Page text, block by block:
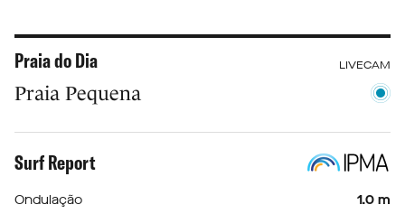
Praia do Dia LIVECAM
Praia Pequena
Surf Report
Ondulação
1.0 m